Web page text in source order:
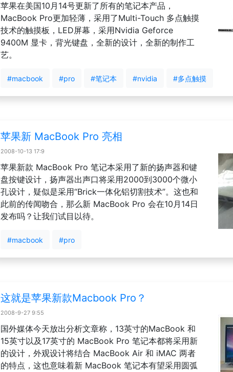
苹果在美国10月14号更新了所有的笔记本产品，
MacBook Pro更加轻薄，采用了Multi-Touch 多点触摸
技术的触摸板，LED屏幕，采用Nvidia Geforce
9400M 显卡，背光键盘，全新的设计，全新的制作工
艺。
#macbook #pro #笔记本 #nvidia #多点触摸
苹果新 MacBook Pro 亮相
2008-10-13 17:9
苹果新款 MacBook Pro 笔记本采用了新的扬声器和键
盘按键设计，扬声器出声口将采用2000到3000个微小
孔设计，疑似是采用“Brick一体化铝切割技术”。这也和
此前的传闻吻合，那么新 MacBook Pro 会在10月14日
发布吗？让我们试目以待。
#macbook #pro
这就是苹果新款Macbook Pro？
2008-9-27 9:55
国外媒体今天放出分析文章称，13英寸的MacBook 和
15英寸以及17英寸的 MacBook Pro 笔记本都将采用新
的设计，外观设计将结合 MacBook Air 和 iMAC 两者
的特点，这也意味着新 MacBook 笔记本有望采用圆弧